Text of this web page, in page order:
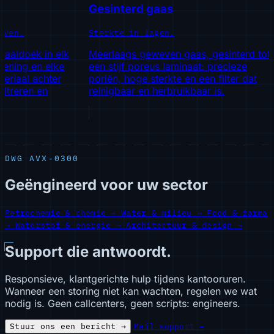
in elk
en elke
achter
en
Gesinterd gaas
Sterkte in lagen.
Meerlaags geweven gaas, gesinterd tot
een stijf poreus laminaat: precieze
poriën, hoge sterkte en een filter dat
reinigbaar en herbruikbaar is.
DWG AVX-0300
Geëngineerd voor uw sector
Petrochemie & chemie → Water & milieu → Food & farma
→ Waterstof & energie → Architectuur & design →
Support die antwoordt.
Responsieve, klantgerichte hulp tijdens kantooruren.
Wanneer een storing niet kan wachten, regelen we wat
nodig is. Geen callcenters, geen scripts: engineers.
Stuur ons een bericht →
Mail support →